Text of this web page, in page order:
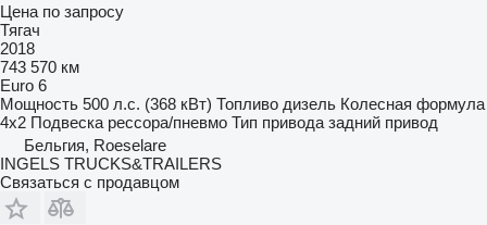
Цена по запросу
Тягач
2018
743 570 км
Euro 6
Мощность 500 л.с. (368 кВт) Топливо дизель Колесная формула
4x2 Подвеска рессора/пневмо Тип привода задний привод
Бельгия, Roeselare
INGELS TRUCKS&TRAILERS
Связаться с продавцом